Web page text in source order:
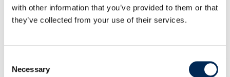
with other information that you’ve provided to them or that
they’ve collected from your use of their services.
Selection
Necessary